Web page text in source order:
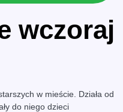
wczoraj
w mieście. Działa od
do niego dzieci